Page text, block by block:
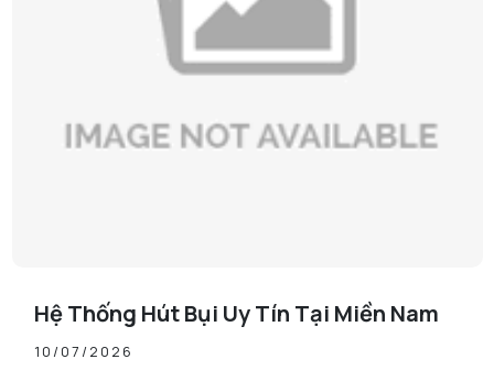
Hệ Thống Hút Bụi Uy Tín Tại Miền Nam
10/07/2026